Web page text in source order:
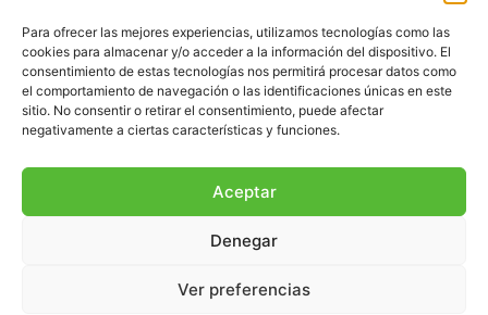
Para ofrecer las mejores experiencias, utilizamos tecnologías como las
cookies para almacenar y/o acceder a la información del dispositivo. El
consentimiento de estas tecnologías nos permitirá procesar datos como
el comportamiento de navegación o las identificaciones únicas en este
sitio. No consentir o retirar el consentimiento, puede afectar
negativamente a ciertas características y funciones.
Aceptar
Denegar
Ver preferencias
Política de Privacidad|Aviso legal |Política de
Cookies|Términos y Condiciones
© 2025 Fundación Natura Parc – Todos los
BalearDigital